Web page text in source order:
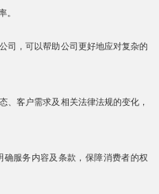
。
司，可以帮助公司更好地应对复杂的
、客户需求及相关法律法规的变化，
服务内容及条款，保障消费者的权